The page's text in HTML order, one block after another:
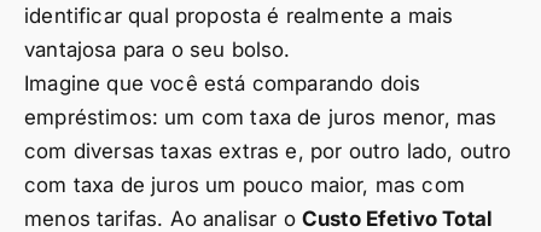
identificar qual proposta é realmente a mais
vantajosa para o seu bolso.
Imagine que você está comparando dois
empréstimos: um com taxa de juros menor, mas
com diversas taxas extras e, por outro lado, outro
com taxa de juros um pouco maior, mas com
menos tarifas. Ao analisar o Custo Efetivo Total